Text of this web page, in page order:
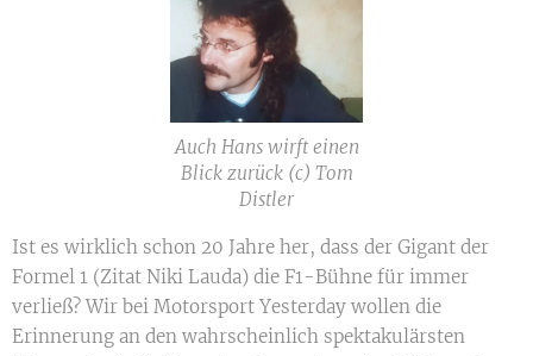
Auch Hans wirft einen
Blick zurück (c) Tom
Distler
Ist es wirklich schon 20 Jahre her, dass der Gigant der
Formel 1 (Zitat Niki Lauda) die F1-Bühne für immer
verließ? Wir bei Motorsport Yesterday wollen die
Erinnerung an den wahrscheinlich spektakulärsten